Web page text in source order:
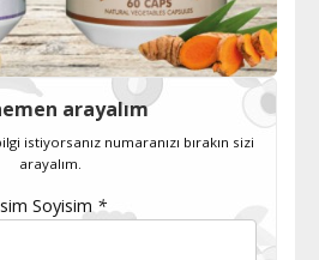
arayalım
istiyorsanız numaranızı bırakın sizi
arayalım.
Soyisim *